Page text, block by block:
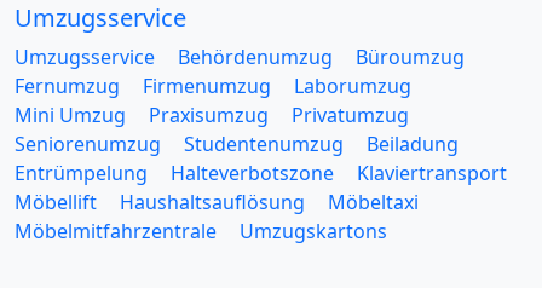
Umzugsservice
Umzugsservice Behördenumzug
Büroumzug
Fernumzug
Firmenumzug
Laborumzug
Mini Umzug
Praxisumzug
Privatumzug
Seniorenumzug
Studentenumzug
Beiladung
Entrümpelung
Halteverbotszone
Klaviertransport
Möbellift
Haushaltsauflösung
Möbeltaxi
Möbelmitfahrzentrale
Umzugskartons